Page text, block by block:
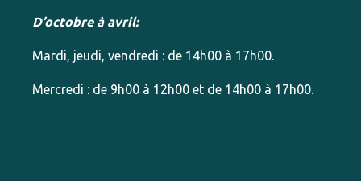
D’octobre à avril:
Mardi, jeudi, vendredi : de 14h00 à 17h00.
Mercredi : de 9h00 à 12h00 et de 14h00 à 17h00.